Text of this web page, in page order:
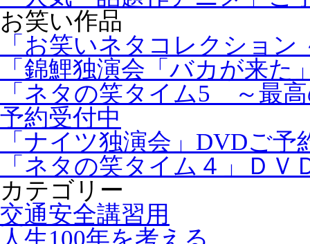
お笑い作品
「お笑いネタコレクショ
「錦鯉独演会「バカが来
「ネタの笑タイム5 ～最
予約受付中
「ナイツ独演会」DVDご予
「ネタの笑タイム４」ＤＶ
カテゴリー
交通安全講習用